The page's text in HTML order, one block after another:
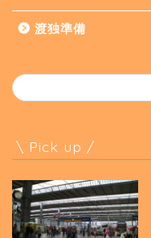
渡独準備
\ Pick up /